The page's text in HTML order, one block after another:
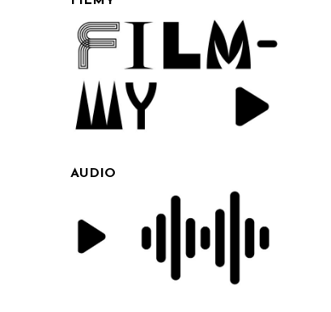
AUDIO